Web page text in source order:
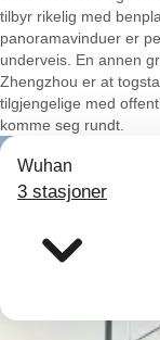
tilbyr rikelig med
panoramavinduer er
underveis. En annen
Zhengzhou er at
tilgjengelige med
komme seg rundt.
Wuhan
3 stasjoner